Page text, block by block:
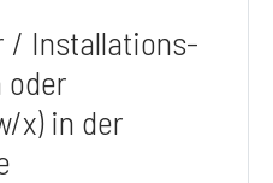
/ Installations­
oder
x) in der